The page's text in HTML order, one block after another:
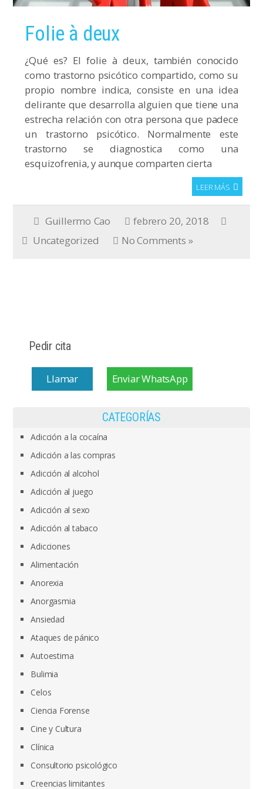
Folie à deux
¿Qué es? El folie à deux, también conocido
como trastorno psicótico compartido, como su
propio nombre indica, consiste en una idea
delirante que desarrolla alguien que tiene una
estrecha relación con otra persona que padece
un trastorno psicótico. Normalmente este
trastorno se diagnostica como una
esquizofrenia, y aunque comparten cierta
LEER MÁS
Guillermo Cao
febrero 20, 2018
Uncategorized
No Comments »
Pedir cita
Llamar Enviar WhatsApp
CATEGORÍAS
Adicción a la cocaína
Adicción a las compras
Adicción al alcohol
Adicción al juego
Adicción al sexo
Adicción al tabaco
Adicciones
Alimentación
Anorexia
Anorgasmia
Ansiedad
Ataques de pánico
Autoestima
Bulimia
Celos
Ciencia Forense
Cine y Cultura
Clínica
Consultorio psicológico
Creencias limitantes